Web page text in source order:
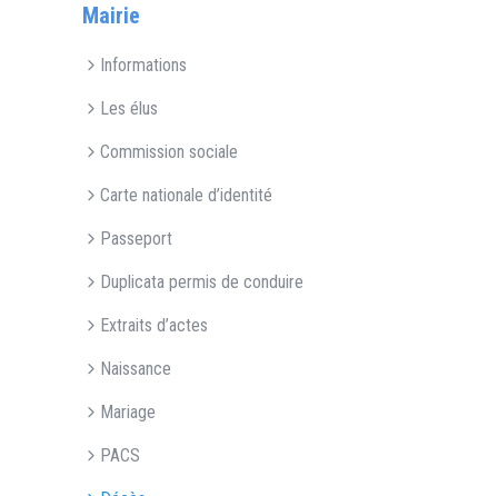
Mairie
Informations
Les élus
Commission sociale
Carte nationale d’identité
Passeport
Duplicata permis de conduire
Extraits d’actes
Naissance
Mariage
PACS